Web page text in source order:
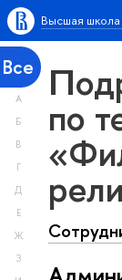
Высшая
Все
А
Б
В
Г
Д
Е
Ж
З
по